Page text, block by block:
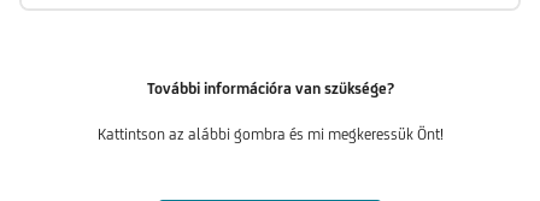
További információra van szüksége?
Kattintson az alábbi gombra és mi megkeressük Önt!